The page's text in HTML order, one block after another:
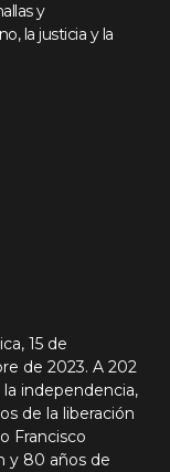
y
la justicia y la
15 de
de 2023. A 202
la independencia,
de la liberación
Francisco
y 80 años de